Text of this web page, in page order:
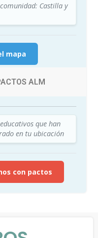
Castilla y
mapa
ALM
que han
en tu ubicación
con pactos